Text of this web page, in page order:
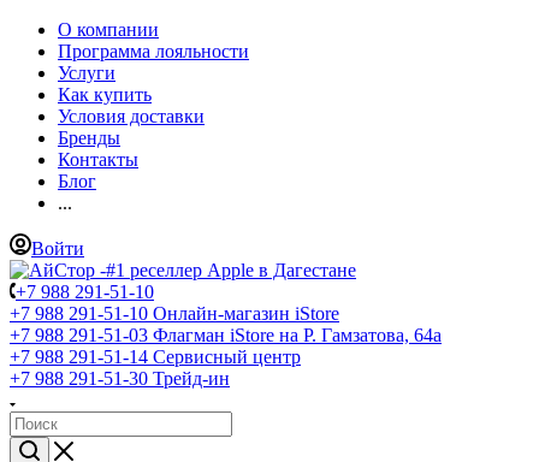
О компании
Программа лояльности
Услуги
Как купить
Условия доставки
Бренды
Контакты
Блог
...
Войти
+7 988 291-51-10
+7 988 291-51-10 Онлайн-магазин iStore
+7 988 291-51-03 Флагман iStore на Р. Гамзатова, 64а
+7 988 291-51-14 Сервисный центр
+7 988 291-51-30 Трейд-ин